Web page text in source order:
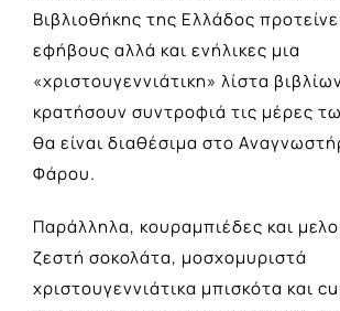
Βιβλιοθήκης της Ελλάδος
εφήβους αλλά και ενήλικες μια
«χριστουγεννιάτικη» λίστα
κρατήσουν συντροφιά τις μέρες
θα είναι διαθέσιμα στο
Φάρου.
Παράλληλα, κουραμπιέδες και
ζεστή σοκολάτα, μοσχομυριστά
χριστουγεννιάτικα μπισκότα και